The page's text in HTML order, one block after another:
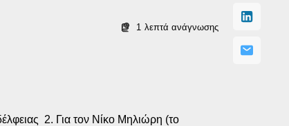
1 λεπτά ανάγνωσης
2. Για τον Νίκο Μηλιώρη (το